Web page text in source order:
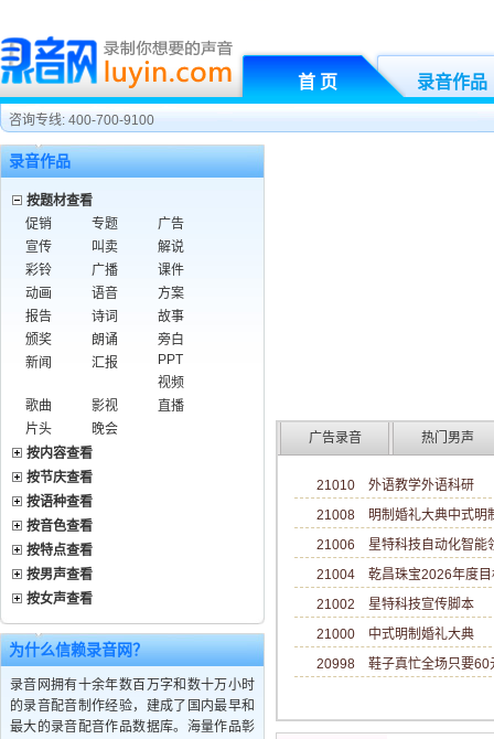
首 页 录音作品
咨询专线: 400-700-9100
广告录音 热门男声
21010 外语教学外语科研
21008 明制婚礼大典中式
21006 星特科技自动化智
21004 乾昌珠宝2026年度
21002 星特科技宣传脚本
21000 中式明制婚礼大典
20998 鞋子真忙全场只要
21009. 推动外
录音作品
按题材查看
促销
专题
广告
宣传
叫卖
解说
彩铃
广播
课件
动画
语音
方案
报告
诗词
故事
颁奖
朗诵
旁白
新闻
汇报
PPT
视频
歌曲
影视
直播
片头
晚会
按内容查看
按节庆查看
按语种查看
按音色查看
按特点查看
按男声查看
按女声查看
为什么信赖录音网？
录音网拥有十余年数百万字和数十万小时
的录音配音制作经验，建成了国内最早和
最大的录音配音作品数据库。海量作品彰